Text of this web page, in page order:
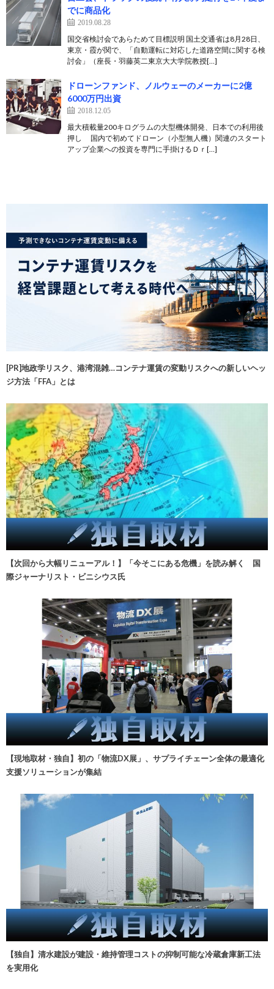
でに商品化
2019.08.28
国交省検討会であらためて目標説明 国土交通省は8月28日、
東京・霞が関で、「自動運転に対応した道路空間に関する検
討会」（座長・羽藤英二東京大大学院教授[…]
ドローンファンド、ノルウェーのメーカーに2億
6000万円出資
2018.12.05
最大積載量200キログラムの大型機体開発、日本での利用後
押し 国内で初めてドローン（小型無人機）関連のスタート
アップ企業への投資を専門に手掛けるＤｒ[…]
[PR]地政学リスク、港湾混雑…コンテナ運賃の変動リスクへの新しいヘッ
ジ方法「FFA」とは
【次回から大幅リニューアル！】「今そこにある危機」を読み解く 国
際ジャーナリスト・ビニシウス氏
【現地取材・独自】初の「物流DX展」、サプライチェーン全体の最適化
支援ソリューションが集結
【独自】清水建設が建設・維持管理コストの抑制可能な冷蔵倉庫新工法
を実用化